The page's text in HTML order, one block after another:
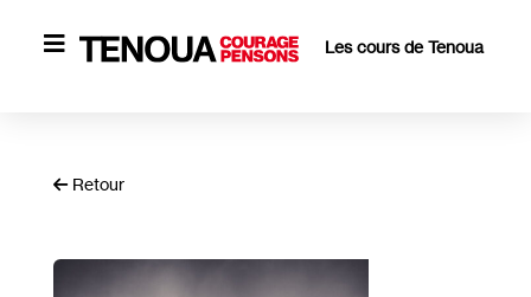
 Les cours de Tenoua
Retour